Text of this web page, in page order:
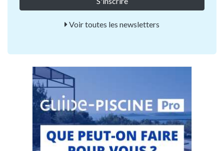
Voir toutes les newsletters